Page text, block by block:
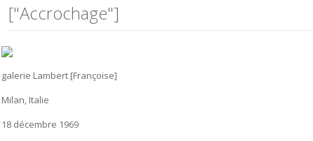
["Accrochage"]
galerie Lambert [Françoise]
Milan, Italie
18 décembre 1969